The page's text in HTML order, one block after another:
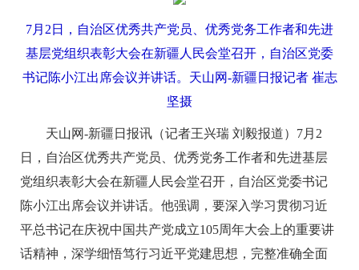
7月2日，自治区优秀共产党员、优秀党务工作者和先进
基层党组织表彰大会在新疆人民会堂召开，自治区党委
书记陈小江出席会议并讲话。天山网-新疆日报记者 崔志
坚摄
天山网-新疆日报讯（记者王兴瑞 刘毅报道）7月2
日，自治区优秀共产党员、优秀党务工作者和先进基层
党组织表彰大会在新疆人民会堂召开，自治区党委书记
陈小江出席会议并讲话。他强调，要深入学习贯彻习近
平总书记在庆祝中国共产党成立105周年大会上的重要讲
话精神，深学细悟笃行习近平党建思想，完整准确全面